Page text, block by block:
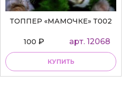
ТОППЕР «МАМОЧКЕ» Т002
100₽ арт. 12068
КУПИТЬ